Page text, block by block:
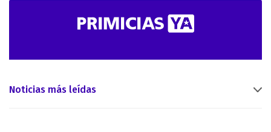
Noticias más leídas